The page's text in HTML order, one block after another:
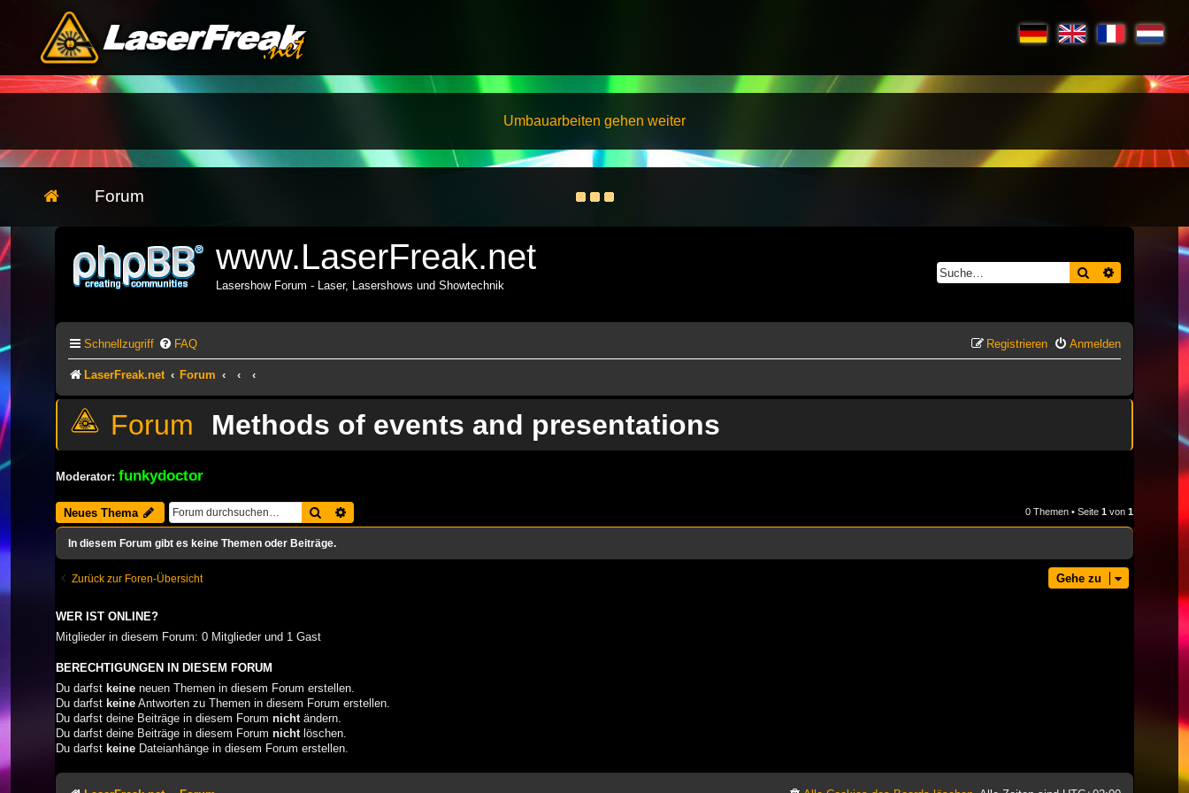
Umbauarbeiten gehen weiter
Forum
www.LaserFreak.net
Lasershow Forum - Laser, Lasershows und Showtechnik
Suche
Schnellzugriff FAQ Anmelden
Registrieren
LaserFreak.net Forum
Methods of events and presentations
Moderator: funkydoctor
Neues Thema Suche 0 Themen • Seite 1 von 1
In diesem Forum gibt es keine Themen oder Beiträge.
Zurück zur Foren-Übersicht Gehe zu
WER IST ONLINE?
Mitglieder in diesem Forum: 0 Mitglieder und 1 Gast
BERECHTIGUNGEN IN DIESEM FORUM
Du darfst keine neuen Themen in diesem Forum erstellen.
Du darfst keine Antworten zu Themen in diesem Forum erstellen.
Du darfst deine Beiträge in diesem Forum nicht ändern.
Du darfst deine Beiträge in diesem Forum nicht löschen.
Du darfst keine Dateianhänge in diesem Forum erstellen.